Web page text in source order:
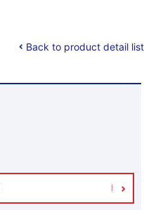
Back to product detail list